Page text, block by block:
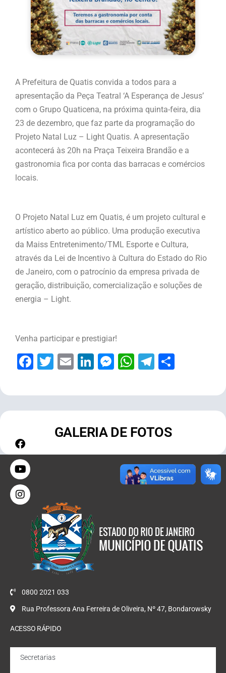
A Prefeitura de Quatis convida a todos para a
apresentação da Peça Teatral ‘A Esperança de Jesus’
com o Grupo Quaticena, na próxima quinta-feira, dia
23 de dezembro, que faz parte da programação do
Projeto Natal Luz – Light Quatis. A apresentação
acontecerá às 20h na Praça Teixeira Brandão e a
gastronomia fica por conta das barracas e comércios
locais.
O Projeto Natal Luz em Quatis, é um projeto cultural e
artístico aberto ao público. Uma produção executiva
da Maiss Entretenimento/TML Esporte e Cultura,
através da Lei de Incentivo à Cultura do Estado do Rio
de Janeiro, com o patrocínio da empresa privada de
geração, distribuição, comercialização e soluções de
energia – Light.
Venha participar e prestigiar!
Facebook
Twitter
EmailLinkedIn
Messenger
WhatsApp
Telegram
GALERIA DE FOTOS
0800 2021 033
Rua Professora Ana Ferreira de Oliveira, Nº 47, Bondarowsky
ACESSO RÁPIDO
Secretarias